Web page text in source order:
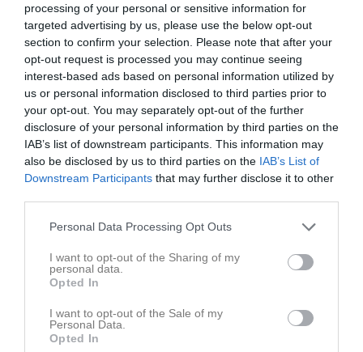
processing of your personal or sensitive information for
targeted advertising by us, please use the below opt-out
section to confirm your selection. Please note that after your
opt-out request is processed you may continue seeing
interest-based ads based on personal information utilized by
us or personal information disclosed to third parties prior to
your opt-out. You may separately opt-out of the further
disclosure of your personal information by third parties on the
IAB’s list of downstream participants. This information may
also be disclosed by us to third parties on the IAB’s List of
Downstream Participants that may further disclose it to other
Personal Data Processing Opt Outs
I want to opt-out of the Sharing of my
personal data.
Opted In
I want to opt-out of the Sale of my
Personal Data.
Opted In
Brottarna indelas i viktklasser,
detta för att tävlingen ska ske på rättvisa villkor och att man inte ska möta
brottare som är mycket tyngre än man själv.
TRÄNING
Brottningsträningen är kanske den
allsidigaste av all träning och används i uppbyggnadssyfte av många andra
idrotter. I nybörjarträningen börjar vi med enkla övningar så att alla kan vara
med. Det finns hela tiden ett syfte att träna koordination, balans och
smidighet. Övningarna hänger ihop och blir så småningom svårare och svårare.
Från början finns stora delar av lek i träningen och leken finns alltid med i
brottningsträningen. Träningen av styrka ingår som en naturlig del i träningen.
Övningarna blir successivt mer
stående och i parterr. Ett viktigt moment i brottningsträningen är att träna
nackmusklerna. Detta för att kunna klara sig från att hamna på rygg när man
Träningen förutsätter vila och en
bra och allsidig kost. Våra nybörjare tränar två gånger i veckan. Träningsdosen